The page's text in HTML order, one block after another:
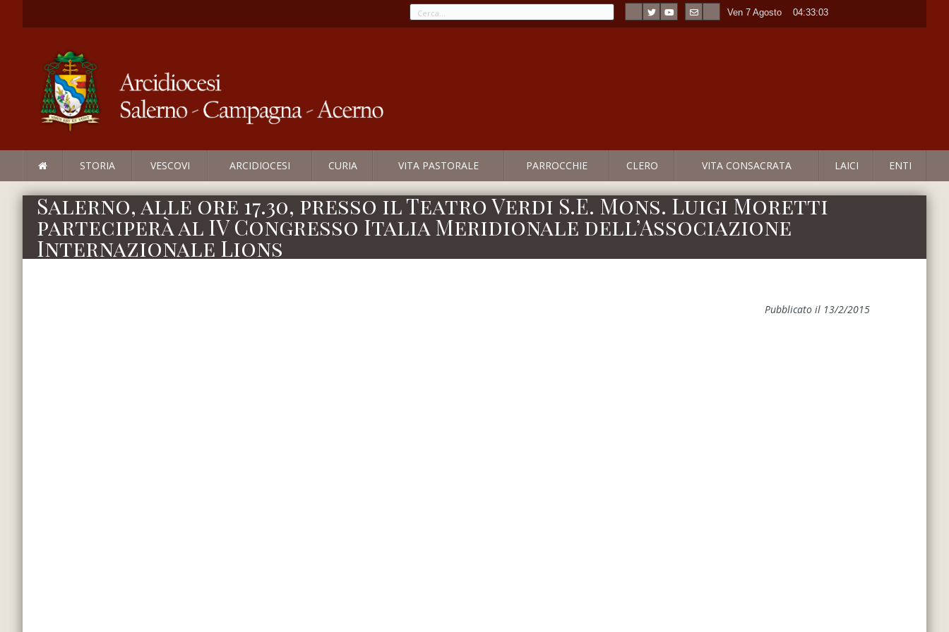
Ven 7 Agosto ----04:33:03
STORIA VESCOVI ARCIDIOCESI CURIA VITA PASTORALE PARROCCHIE CLERO VITA CONSACRATA LAICI ENTI
Salerno, alle ore 17.30, presso il Teatro Verdi S.E. Mons. Luigi Moretti
parteciperà al IV Congresso Italia Meridionale dell’Associazione
Internazionale Lions
Pubblicato il 13/2/2015